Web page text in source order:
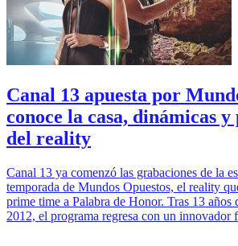
Canal 13 apuesta por
conoce la casa, dinámicas
del reality
Canal 13 ya comenzó las grabaciones de la
temporada de Mundos Opuestos, el reality
prime time a Palabra de Honor. Tras 13 años
2012, el programa regresa con un innovador